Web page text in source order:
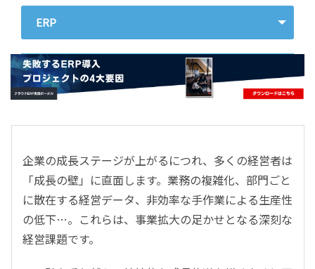
ERP
ERP
会計
CRM／営業支援／Eコマース
DX（2025年の崖）／クラウドコンピューティング
データ分析／BI
ガバナンス／リスク管理
BPR／業務改善
企業の成長ステージが上がるにつれ、多くの経営者は
「成長の壁」に直面します。業務の複雑化、部門ごと
に散在する経営データ、非効率な手作業による生産性
の低下…。これらは、事業拡大の足かせとなる深刻な
経営課題です。